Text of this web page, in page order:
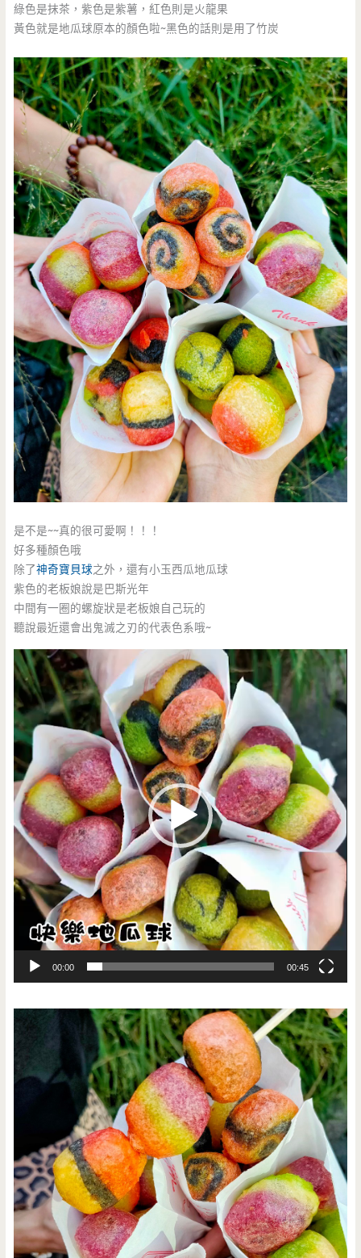
綠色是抹茶，紫色是紫薯，紅色則是火龍果
黃色就是地瓜球原本的顏色啦~黑色的話則是用了竹炭
是不是~~真的很可愛啊！！！
好多種顏色哦
除了神奇寶貝球之外，還有小玉西瓜地瓜球
紫色的老板娘說是巴斯光年
中間有一圈的螺旋狀是老板娘自己玩的
聽說最近還會出鬼滅之刃的代表色系哦~
視
訊
播
放
器
00:00 00:45